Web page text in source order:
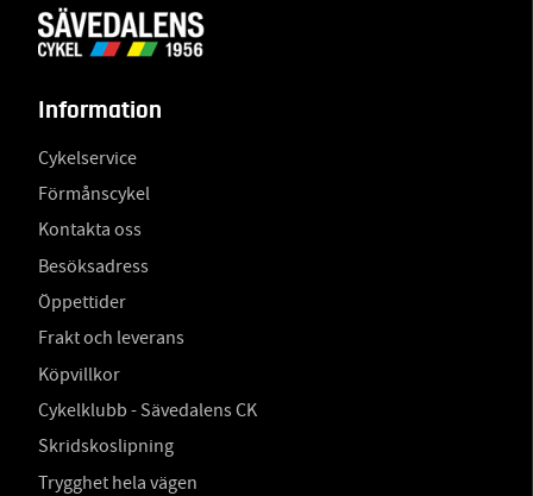
Information
Cykelservice
Förmånscykel
Kontakta oss
Besöksadress
Öppettider
Frakt och leverans
Köpvillkor
Cykelklubb - Sävedalens CK
Skridskoslipning
Trygghet hela vägen